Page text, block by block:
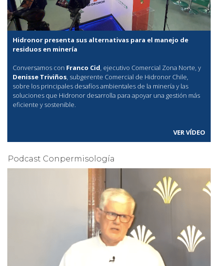
Hidronor presenta sus alternativas para el manejo de
residuos en minería
Conversamos con Franco Cid, ejecutivo Comercial Zona Norte, y
Denisse Triviños, subgerente Comercial de Hidronor Chile,
sobre los principales desafíos ambientales de la minería y las
soluciones que Hidronor desarrolla para apoyar una gestión más
eficiente y sostenible.
VER VÍDEO
Podcast Conpermisología